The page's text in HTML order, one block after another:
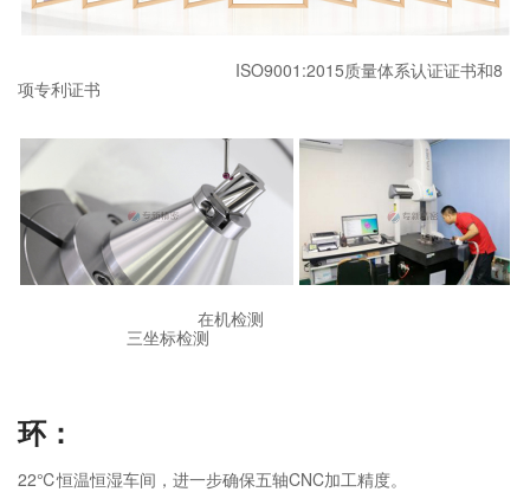
ISO9001:2015质量体系认证证书和8
项专利证书
在机检测
三坐标检测
环：
22℃恒温恒湿车间，进一步确保五轴CNC加工精度。